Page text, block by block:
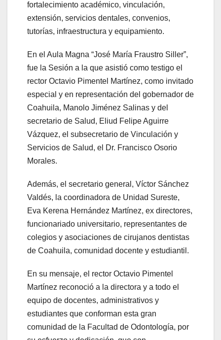
fortalecimiento académico, vinculación,
extensión, servicios dentales, convenios,
tutorías, infraestructura y equipamiento.
En el Aula Magna “José María Fraustro Siller”,
fue la Sesión a la que asistió como testigo el
rector Octavio Pimentel Martínez, como invitado
especial y en representación del gobernador de
Coahuila, Manolo Jiménez Salinas y del
secretario de Salud, Eliud Felipe Aguirre
Vázquez, el subsecretario de Vinculación y
Servicios de Salud, el Dr. Francisco Osorio
Morales.
Además, el secretario general, Víctor Sánchez
Valdés, la coordinadora de Unidad Sureste,
Eva Kerena Hernández Martínez, ex directores,
funcionariado universitario, representantes de
colegios y asociaciones de cirujanos dentistas
de Coahuila, comunidad docente y estudiantil.
En su mensaje, el rector Octavio Pimentel
Martínez reconoció a la directora y a todo el
equipo de docentes, administrativos y
estudiantes que conforman esta gran
comunidad de la Facultad de Odontología, por